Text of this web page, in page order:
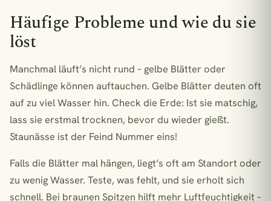
Häufige Probleme und wie du sie
löst
Manchmal läuft’s nicht rund – gelbe Blätter oder
Schädlinge können auftauchen. Gelbe Blätter deuten oft
auf zu viel Wasser hin. Check die Erde: Ist sie matschig,
lass sie erstmal trocknen, bevor du wieder gießt.
Staunässe ist der Feind Nummer eins!
Falls die Blätter mal hängen, liegt’s oft am Standort oder
zu wenig Wasser. Teste, was fehlt, und sie erholt sich
schnell. Bei braunen Spitzen hilft mehr Luftfeuchtigkeit –